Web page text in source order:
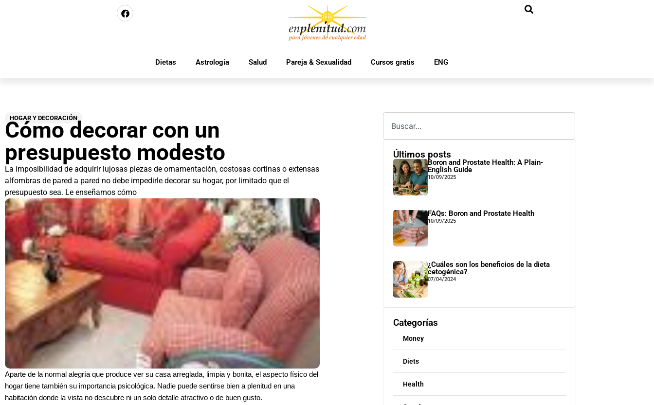
Dietas Astrología Salud Pareja & Sexualidad Cursos gratis ENG
HOGAR Y DECORACIÓN
Cómo decorar con un
presupuesto modesto
La imposibilidad de adquirir lujosas piezas de ornamentación, costosas cortinas o extensas
alfombras de pared a pared no debe impedirle decorar su hogar, por limitado que el
presupuesto sea. Le enseñamos cómo
Aparte de la normal alegría que produce ver su casa arreglada, limpia y bonita, el aspecto físico del
hogar tiene también su importancia psicológica. Nadie puede sentirse bien a plenitud en una
habitación donde la vista no descubre ni un solo detalle atractivo o de buen gusto.
Últimos posts
Boron and Prostate Health: A Plain-
English Guide
10/09/2025
FAQs: Boron and Prostate Health
10/09/2025
¿Cuáles son los beneficios de la dieta
cetogénica?
07/04/2024
Categorías
Money
Diets
Health